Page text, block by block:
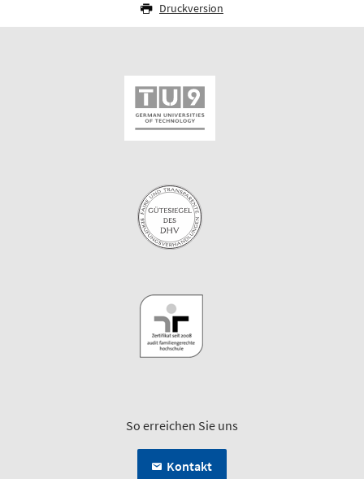
Druckversion
So erreichen Sie uns
Kontakt